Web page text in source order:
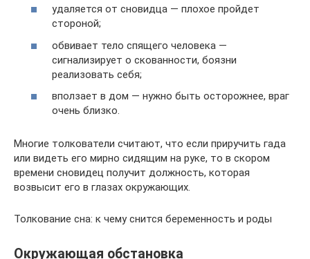
удаляется от сновидца — плохое пройдет
стороной;
обвивает тело спящего человека —
сигнализирует о скованности, боязни
реализовать себя;
вползает в дом — нужно быть осторожнее, враг
очень близко.
Многие толкователи считают, что если приручить гада
или видеть его мирно сидящим на руке, то в скором
времени сновидец получит должность, которая
возвысит его в глазах окружающих.
Толкование сна: к чему снится беременность и роды
Окружающая обстановка